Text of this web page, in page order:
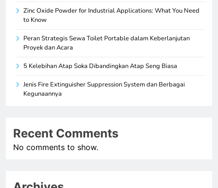
Zinc Oxide Powder for Industrial Applications: What You Need
to Know
Peran Strategis Sewa Toilet Portable dalam Keberlanjutan
Proyek dan Acara
5 Kelebihan Atap Soka Dibandingkan Atap Seng Biasa
Jenis Fire Extinguisher Suppression System dan Berbagai
Kegunaannya
Recent Comments
No comments to show.